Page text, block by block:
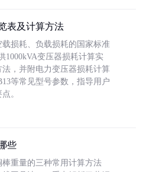
表及计算方法
损耗、负载损耗的国家标准
1000kVA变压器损耗计算实
，并附电力变压器损耗计算
等常见型号参数，指导用户
。
些
重量的三种常用计算方法